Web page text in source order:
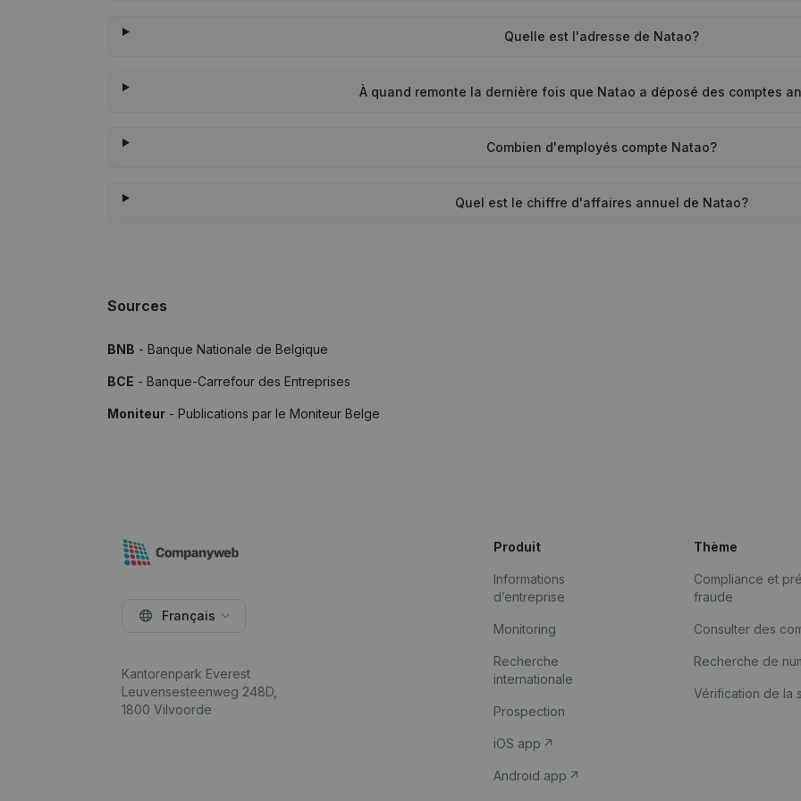
Quelle est l'adresse de Natao?
À quand remonte la dernière fois que Natao a déposé des comptes
Combien d'employés compte Natao?
Quel est le chiffre d'affaires annuel de Natao?
Sources
BNB - Banque Nationale de Belgique
BCE - Banque-Carrefour des Entreprises
Moniteur - Publications par le Moniteur Belge
Français
Kantorenpark Everest
Leuvensesteenweg 248D,
1800 Vilvoorde
Produit
Informations
d’entreprise
Monitoring
Recherche
internationale
Prospection
iOS app
Android app
Thème
Compliance et
fraude
Consulter des
Recherche de
Vérification de la